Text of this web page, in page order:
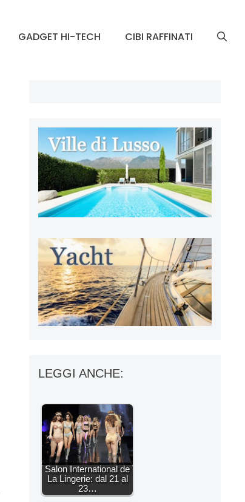
GADGET HI-TECH CIBI RAFFINATI
LEGGI ANCHE:
Salon International de
La Lingerie: dal 21 al
23…